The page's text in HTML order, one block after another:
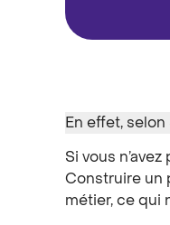
En effet, selon
Si vous
Construire un
métier, ce qui